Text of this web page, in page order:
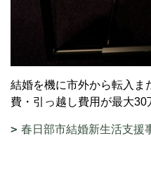
結婚を機に市外から転入ま
費・引っ越し費用が最大30
春日部市結婚新生活支援